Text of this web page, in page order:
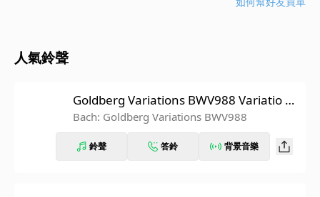
人氣鈴聲
Goldberg Variations BWV988 Variatio 9.
Canone alla Terza. a 1 Clav.
Bach: Goldberg Variations BWV988
鈴聲 答鈴 背景音樂